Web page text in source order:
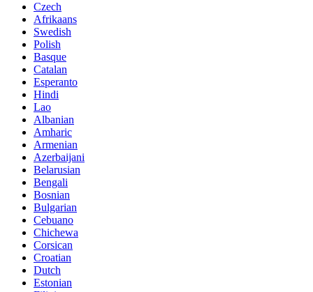
Czech
Afrikaans
Swedish
Polish
Basque
Catalan
Esperanto
Hindi
Lao
Albanian
Amharic
Armenian
Azerbaijani
Belarusian
Bengali
Bosnian
Bulgarian
Cebuano
Chichewa
Corsican
Croatian
Dutch
Estonian